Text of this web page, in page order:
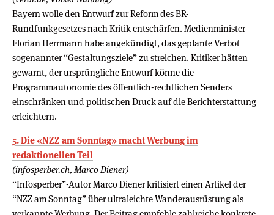
Bayern wolle den Entwurf zur Reform des BR-
Rundfunkgesetzes nach Kritik entschärfen. Medienminister
Florian Herrmann habe angekündigt, das geplante Verbot
sogenannter “Gestaltungsziele” zu streichen. Kritiker hätten
gewarnt, der ursprüngliche Entwurf könne die
Programmautonomie des öffentlich-rechtlichen Senders
einschränken und politischen Druck auf die Berichterstattung
erleichtern.
5. Die «NZZ am Sonntag» macht Werbung im
redaktionellen Teil
(infosperber.ch, Marco Diener)
“Infosperber”-Autor Marco Diener kritisiert einen Artikel der
“NZZ am Sonntag” über ultraleichte Wanderausrüstung als